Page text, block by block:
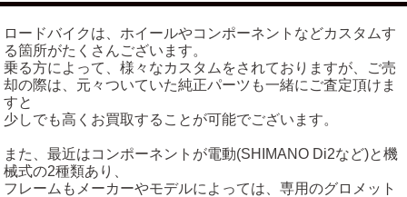
ロードバイクは、ホイールやコンポーネントなどカスタムす
る箇所がたくさんございます。
乗る方によって、様々なカスタムをされておりますが、ご売
却の際は、元々ついていた純正パーツも一緒にご査定頂けま
すと
少しでも高くお買取することが可能でございます。
また、最近はコンポーネントが電動(SHIMANO Di2など)と機
械式の2種類あり、
フレームもメーカーやモデルによっては、専用のグロメット